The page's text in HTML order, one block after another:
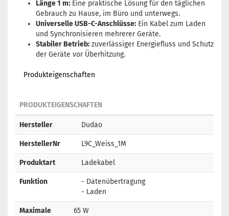
Länge 1 m: Eine praktische Lösung für den täglichen
Gebrauch zu Hause, im Büro und unterwegs.
Universelle USB-C-Anschlüsse: Ein Kabel zum Laden
und Synchronisieren mehrerer Geräte.
Stabiler Betrieb: zuverlässiger Energiefluss und Schutz
der Geräte vor Überhitzung.
Produkteigenschaften
PRODUKTEIGENSCHAFTEN
Hersteller Dudao
HerstellerNr L9C_Weiss_1M
Produktart Ladekabel
Funktion
- Datenübertragung
- Laden
Maximale
65 W